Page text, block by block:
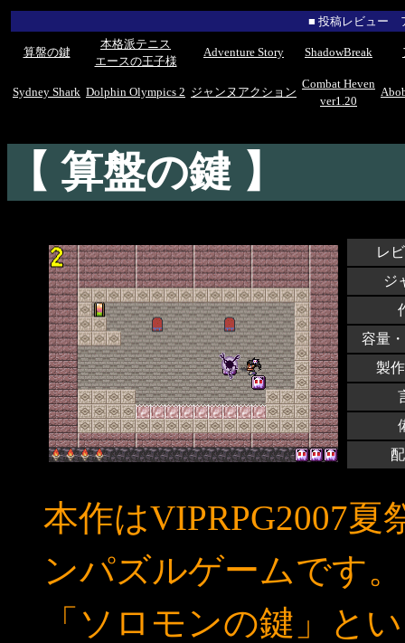
■ 投稿レビュー
算盤の鍵
本格派テニス
エースの王子様
Adventure Story ShadowBreak
Sydney Shark Dolphin Olympics 2 ジャンヌアクション
Combat Heven
ver1.20
【 算盤の鍵 】
レ
ジ
容量
製
本作はVIPRPG2007
ンパズルゲームです。
「ソロモンの鍵」と